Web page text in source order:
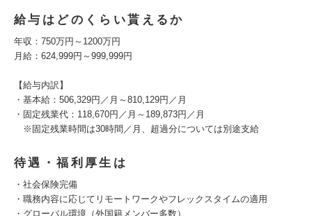
給与はどのくらい貰えるか
年収：750万円～1200万円
月給：624,999円～999,999円
【給与内訳】
・基本給：506,329円／月～810,129円／月
・固定残業代：118,670円／月～189,873円／月
※固定残業時間は30時間／月、超過分については別途支給
待遇・福利厚生は
・社会保険完備
・職務内容に応じてリモートワークやフレックスタイムの適用
・グローバル環境（外国籍メンバー多数）